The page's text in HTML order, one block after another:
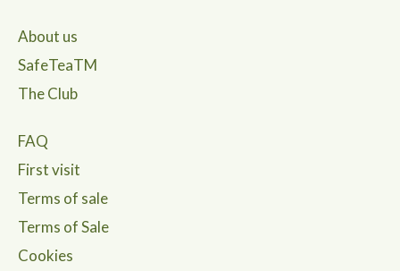
About us
SafeTeaTM
The Club
FAQ
First visit
Terms of sale
Terms of Sale
Cookies